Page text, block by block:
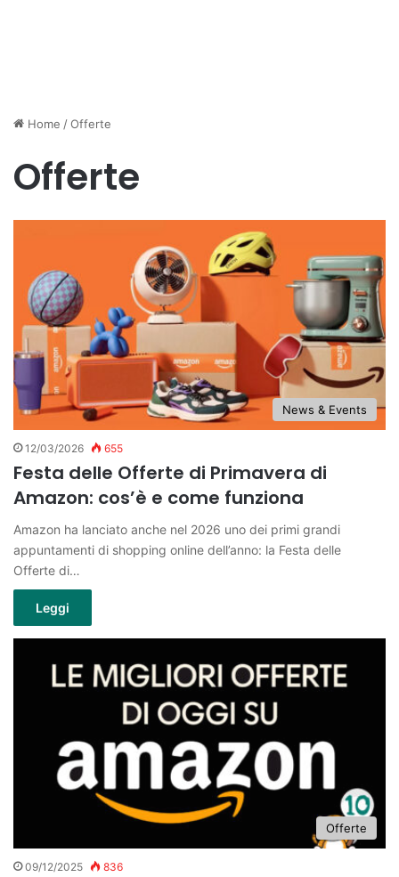
Home /Offerte
Offerte
News & Events
12/03/2026 655
Festa delle Offerte di Primavera di
Amazon: cos’è e come funziona
Amazon ha lanciato anche nel 2026 uno dei primi grandi
appuntamenti di shopping online dell’anno: la Festa delle
Offerte di…
Leggi
Offerte
09/12/2025 836